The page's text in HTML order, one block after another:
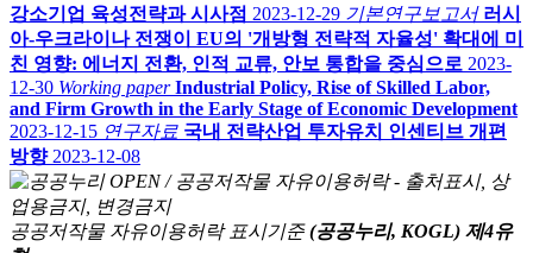
강소기업 육성전략과 시사점 2023-12-29 기본연구보고서 러시
아-우크라이나 전쟁이 EU의 '개방형 전략적 자율성' 확대에 미
친 영향: 에너지 전환, 인적 교류, 안보 통합을 중심으로 2023-
12-30 Working paper Industrial Policy, Rise of Skilled Labor,
and Firm Growth in the Early Stage of Economic Development
2023-12-15 연구자료 국내 전략산업 투자유치 인센티브 개편
방향 2023-12-08
공공저작물 자유이용허락 표시기준 (공공누리, KOGL) 제4유